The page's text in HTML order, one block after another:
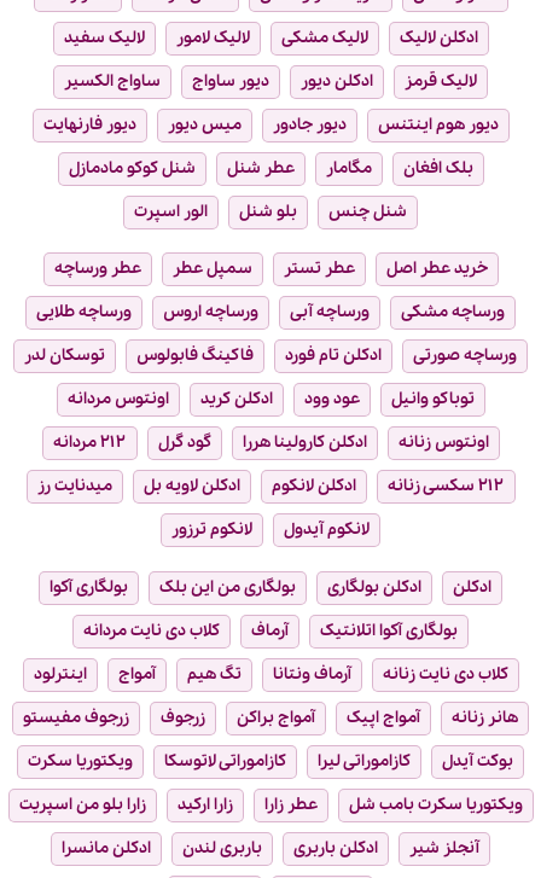
ادکلن لالیک
لالیک مشکی لالیک لامور
لالیک سفید
لالیک قرمز
ادکلن دیور دیور ساواج
ساواج الکسیر
دیور هوم اینتنس
دیور جادور میس دیور
دیور فارنهایت
بلک افغان
مگامار عطر شنل
شنل کوکو مادمازل
شنل چنس
بلو شنل الور اسپرت
خرید عطر اصل عطر تستر سمپل عطر
عطر ورساچه
ورساچه مشکی
ورساچه آبی ورساچه اروس
ورساچه طلایی
ورساچه صورتی
ادکلن تام فورد فاکینگ فابولوس
توسکان لدر
توباکو وانیل
عود وود ادکلن کرید
اونتوس مردانه
اونتوس زنانه
ادکلن کارولینا هررا گود گرل
۲۱۲ مردانه
۲۱۲ سکسی زنانه
ادکلن لانکوم ادکلن لاویه بل
میدنایت رز
لانکوم آیدول
لانکوم ترزور
ادکلن ادکلن بولگاری بولگاری من این بلک
بولگاری آکوا
بولگاری آکوا اتلانتیک
آرماف
کلاب دی نایت مردانه
کلاب دی نایت زنانه
آرماف ونتانا تگ هیم آمواج
اینترلود
هانر زنانه
آمواج اپیک آمواج براکن زرجوف
زرجوف مفیستو
بوکت آیدل
کازاموراتی لیرا کازاموراتی لاتوسکا
ویکتوریا سکرت
ویکتوریا سکرت بامب شل
عطر زارا زارا ارکید
زارا بلو من اسپریت
آنجلز شیر
ادکلن باربری باربری لندن
ادکلن مانسرا